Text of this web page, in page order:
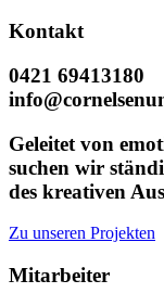
Kontakt
0421 69413180
Geleitet von
suchen wir
des kreativen
Zu unseren Projekten
Mitarbeiter